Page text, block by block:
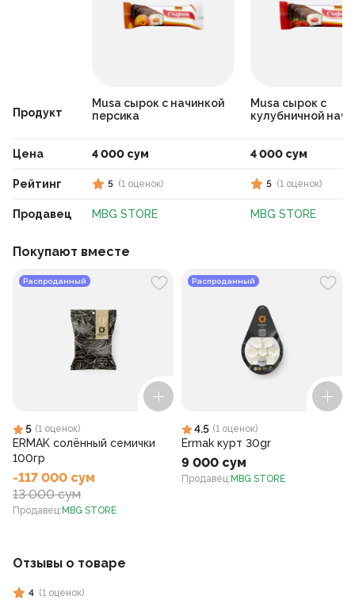
Продукт
Цена
Рейтинг
Продавец
Musa сырок с начинкой
персика
4 000 сум
5 (1 оценок)
MBG STORE
Musa сырок с
кулубничной
4 000 сум
5 (1 оценок)
MBG STORE
Покупают вместе
Распроданный
5 (1 оценок)
ERMAK солённый семички
100гр
-117 000 сум
13 000 сум
Продавец: MBG STORE
Распроданный
4.5 (1 оценок)
Ermak курт 30gr
9 000 сум
Продавец: MBG STORE
Отзывы о товаре
4 (1 оценок)